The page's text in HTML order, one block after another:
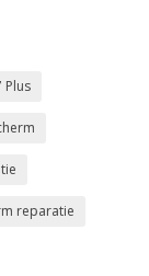
Plus
reparatie